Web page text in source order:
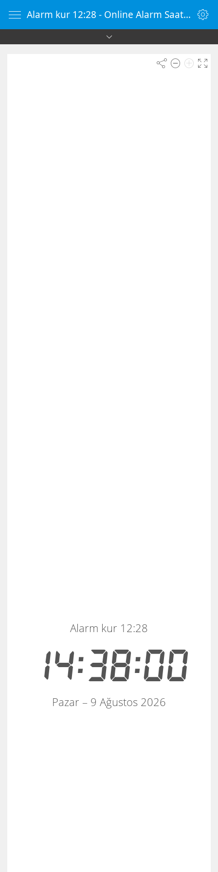
Alarm kur 12:28 - Online Alarm Saati - Alarm Kur
14:38:00
Alarm kur 12:28
Pazar – 9 Ağustos 2026